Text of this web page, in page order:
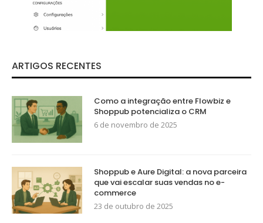
ARTIGOS RECENTES
Como a integração entre Flowbiz e
Shoppub potencializa o CRM
6 de novembro de 2025
Shoppub e Aure Digital: a nova parceira
que vai escalar suas vendas no e-
commerce
23 de outubro de 2025